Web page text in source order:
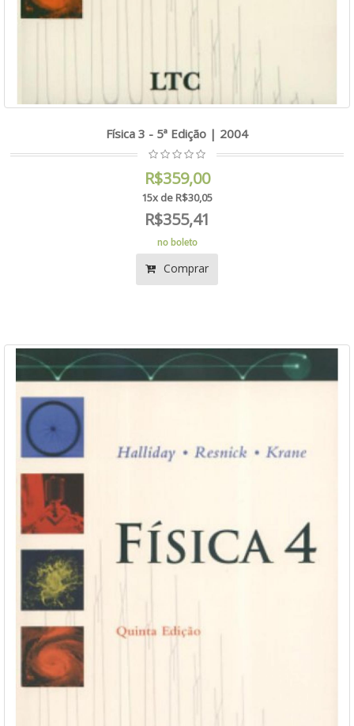
Física 3 - 5ª Edição | 2004
R$359,00
15x de R$30,05
R$355,41
no boleto
Comprar